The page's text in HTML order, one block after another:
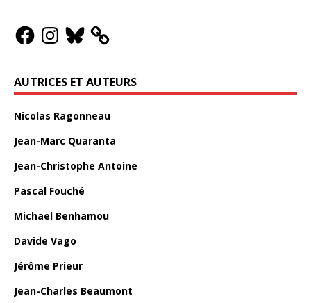
AUTRICES ET AUTEURS
Nicolas Ragonneau
Jean-Marc Quaranta
Jean-Christophe Antoine
Pascal Fouché
Michael Benhamou
Davide Vago
Jérôme Prieur
Jean-Charles Beaumont